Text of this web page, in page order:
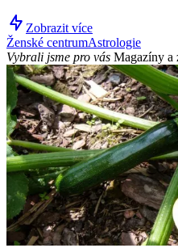
Zobrazit více
Ženské centrumAstrologie
Vybrali jsme pro vás Magazíny a